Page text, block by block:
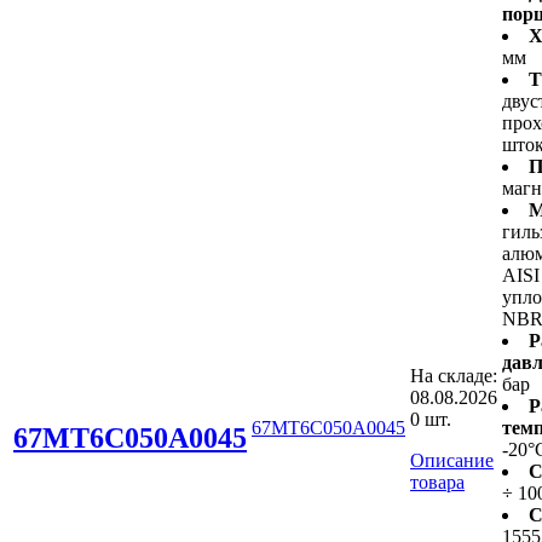
67MT6C050A0045 67MT6C050A0045
На складе:
08.08.2026
0 шт.
Описание
товара
мм
NBR
бар
-
÷